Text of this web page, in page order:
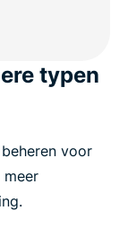
typen
voor